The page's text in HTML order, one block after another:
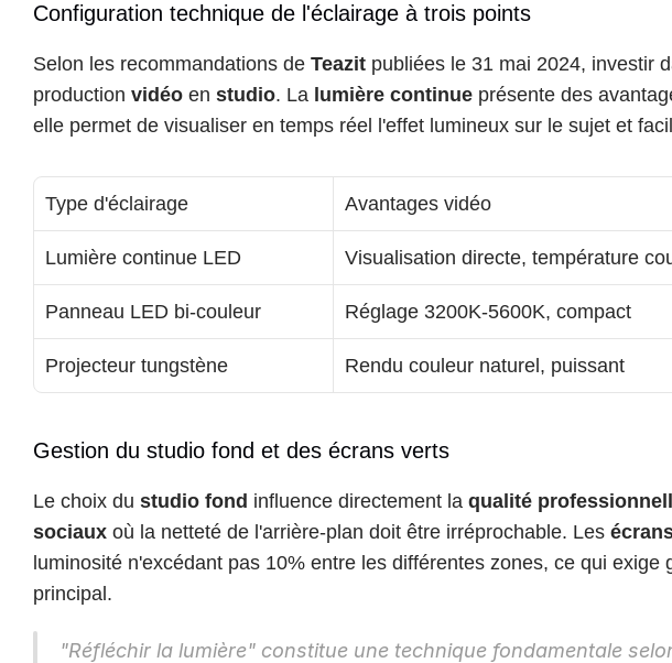
Configuration technique de l'éclairage à trois points
Selon les recommandations de Teazit publiées le 31 mai 2024, investir
production vidéo en studio. La lumière continue présente des
elle permet de visualiser en temps réel l'effet lumineux sur le sujet et
Type d'éclairage Avantages vidéo
Lumière continue LED Visualisation directe, température
Panneau LED bi-couleur Réglage 3200K-5600K, compact
Projecteur tungstène Rendu couleur naturel, puissant
Gestion du studio fond et des écrans verts
Le choix du studio fond influence directement la qualité
sociaux où la netteté de l'arrière-plan doit être irréprochable. Les
luminosité n'excédant pas 10% entre les différentes zones, ce qui
principal.
"Réfléchir la lumière" constitue une technique fondamentale